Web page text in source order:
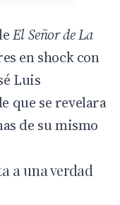
El Señor de La
en shock con
Luis
que se revelara
de su mismo
a una verdad